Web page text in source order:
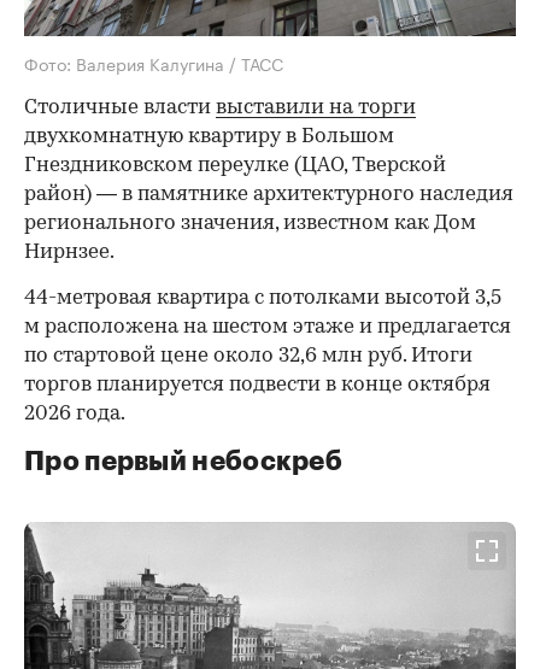
Фото: Валерия Калугина / ТАСС
Столичные власти выставили на торги
двухкомнатную квартиру в Большом
Гнездниковском переулке (ЦАО, Тверской
район) — в памятнике архитектурного наследия
регионального значения, известном как Дом
Нирнзее.
44-метровая квартира с потолками высотой 3,5
м расположена на шестом этаже и предлагается
по стартовой цене около 32,6 млн руб. Итоги
торгов планируется подвести в конце октября
2026 года.
Про первый небоскреб